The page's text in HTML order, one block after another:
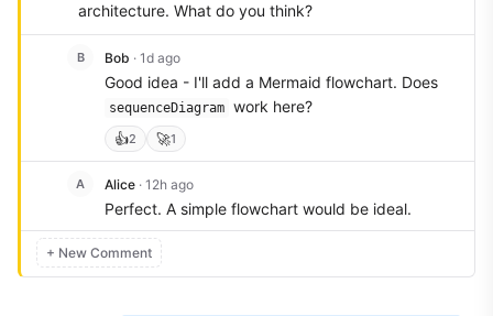
architecture. What do you think?
B Bob · 1d ago
Good idea - I'll add a Mermaid flowchart. Does
sequenceDiagram work here?
👍2 🚀1
A Alice · 12h ago
Perfect. A simple flowchart would be ideal.
+ New Comment